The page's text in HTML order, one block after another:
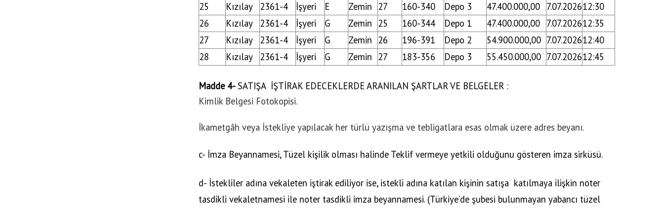
25
Kızılay 2361-4 İşyeri E Zemin 27 160-340 Depo 3 47.400.000,00 7.07.202612:30
26
Kızılay 2361-4 İşyeri G Zemin 25 160-344 Depo 1 47.400.000,00 7.07.202612:35
27
Kızılay 2361-4 İşyeri G Zemin 26 196-391 Depo 2 54.900.000,00 7.07.202612:40
28
Kızılay 2361-4 İşyeri G Zemin 27 183-356 Depo 3 55.450.000,00 7.07.202612:45
Madde 4-SATIŞA İŞTİRAK EDECEKLERDE ARANILAN ŞARTLAR VE BELGELER :
Kimlik Belgesi Fotokopisi.
İkametgâh veya İstekliye yapılacak her türlü yazışma ve tebligatlara esas olmak üzere adres beyanı.
c- İmza Beyannamesi, Tüzel kişilik olması halinde Teklif vermeye yetkili olduğunu gösteren imza sirküsü.
d- İstekliler adına vekaleten iştirak ediliyor ise, istekli adına katılan kişinin satışa katılmaya ilişkin noter
tasdikli vekaletnamesi ile noter tasdikli imza beyannamesi. (Türkiye’de şubesi bulunmayan yabancı tüzel